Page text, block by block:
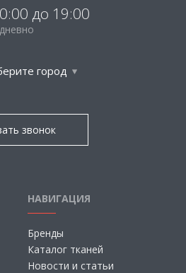
до 19:00
город
звонок
НАВИГАЦИЯ
Бренды
Каталог тканей
Новости и статьи